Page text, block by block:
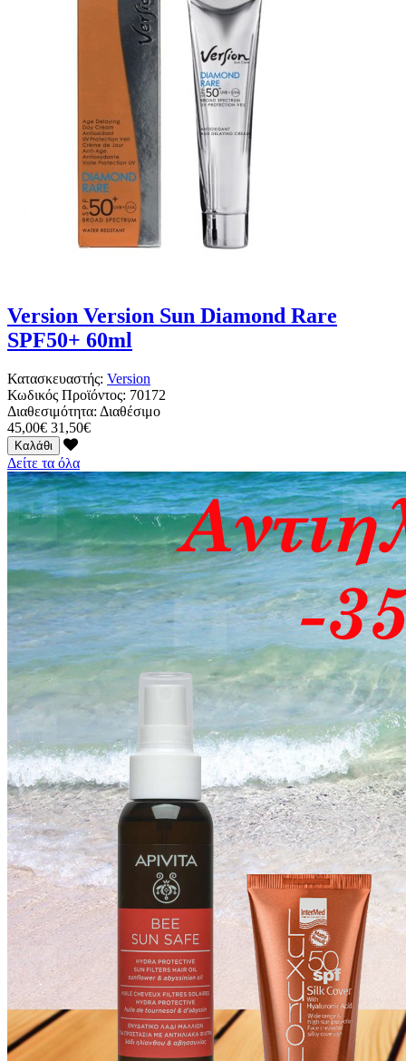
Version Version Sun Diamond Rare
SPF50+ 60ml
Κατασκευαστής: Version
Κωδικός Προϊόντος: 70172
Διαθεσιμότητα: Διαθέσιμο
45,00€ 31,50€
Καλάθι
Δείτε τα όλα